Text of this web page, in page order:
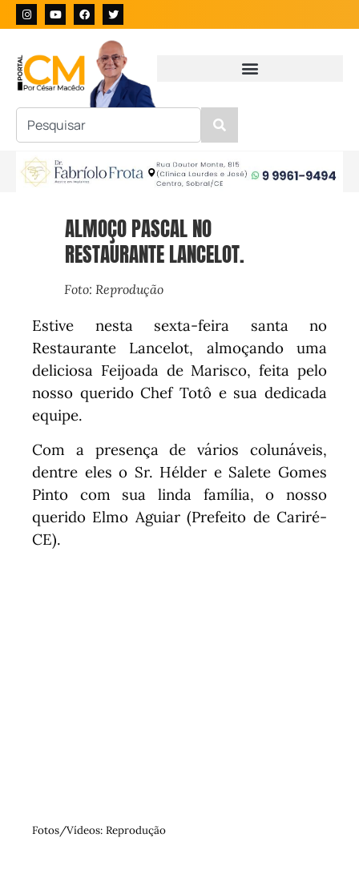
ALMOÇO PASCAL NO
RESTAURANTE LANCELOT.
Foto: Reprodução
Estive nesta sexta-feira santa no
Restaurante Lancelot, almoçando uma
deliciosa Feijoada de Marisco, feita pelo
nosso querido Chef Totô e sua dedicada
equipe.
Com a presença de vários colunáveis,
dentre eles o Sr. Hélder e Salete Gomes
Pinto com sua linda família, o nosso
querido Elmo Aguiar (Prefeito de Cariré-
CE).
Fotos/Vídeos: Reprodução